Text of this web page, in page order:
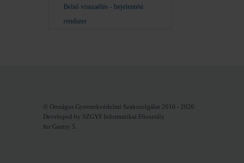
Belső visszaélés - bejelentési
rendszer
© Országos Gyermekvédelmi Szakszolgálat 2016 - 2026
Developed by SZGYF Informatikai Főosztály
for Gantry 5.